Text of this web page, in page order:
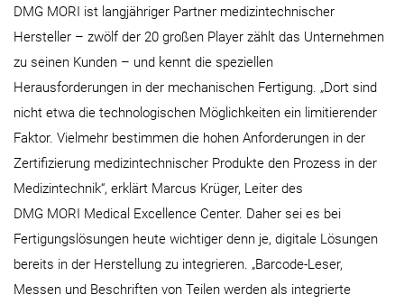
DMG MORI ist langjähriger Partner medizintechnischer
Hersteller – zwölf der 20 großen Player zählt das Unternehmen
zu seinen Kunden – und kennt die speziellen
Herausforderungen in der mechanischen Fertigung. „Dort sind
nicht etwa die technologischen Möglichkeiten ein limitierender
Faktor. Vielmehr bestimmen die hohen Anforderungen in der
Zertifizierung medizintechnischer Produkte den Prozess in der
Medizintechnik“, erklärt Marcus Krüger, Leiter des
DMG MORI Medical Excellence Center. Daher sei es bei
Fertigungslösungen heute wichtiger denn je, digitale Lösungen
bereits in der Herstellung zu integrieren. „Barcode-Leser,
Messen und Beschriften von Teilen werden als integrierte